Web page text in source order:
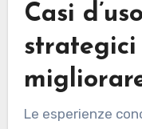
Casi
strategici
Le esperienze